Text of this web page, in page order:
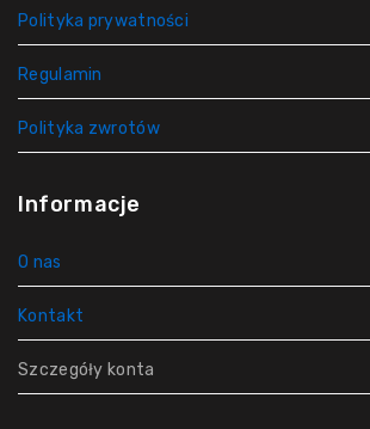
Polityka prywatności
Regulamin
Polityka zwrotów
Informacje
O nas
Kontakt
Szczegóły konta